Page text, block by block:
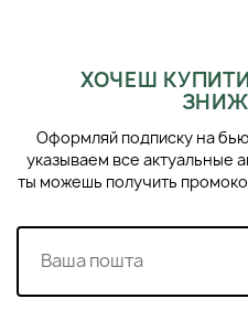
ХОЧЕШ
Оформляй подписку на
указываем все актуальные
ты можешь получить